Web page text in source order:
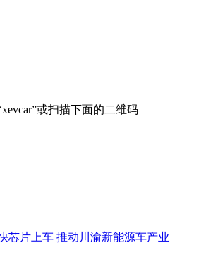
或扫描下面的二维码
芯片上车 推动川渝新能源车产业